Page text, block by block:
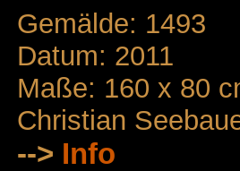
Gemälde: 1493
Datum: 2011
Maße: 160 x 80
Christian
--> Info